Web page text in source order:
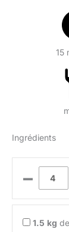
15
Ingrédients
–
1.5 kg